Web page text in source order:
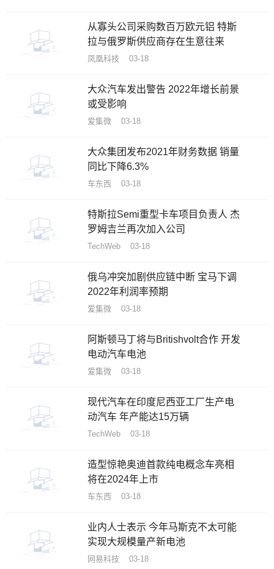
从寡头公司采购数百万欧元铝 特斯
拉与俄罗斯供应商存在生意往来
凤凰科技 03-18
大众汽车发出警告 2022年增长前景
或受影响
爱集微 03-18
大众集团发布2021年财务数据 销量
同比下降6.3%
车东西 03-18
特斯拉Semi重型卡车项目负责人 杰
罗姆吉兰再次加入公司
TechWeb 03-18
俄乌冲突加剧供应链中断 宝马下调
2022年利润率预期
爱集微 03-18
阿斯顿马丁将与Britishvolt合作 开发
电动汽车电池
爱集微 03-18
现代汽车在印度尼西亚工厂生产电
动汽车 年产能达15万辆
TechWeb 03-18
造型惊艳奥迪首款纯电概念车亮相
将在2024年上市
车东西 03-18
业内人士表示 今年马斯克不太可能
实现大规模量产新电池
网易科技 03-18